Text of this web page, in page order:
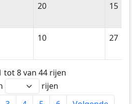
20 15
10 27
tot 8 van 44 rijen
rijen